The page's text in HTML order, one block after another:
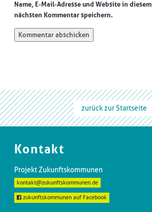
Name, E-Mail-Adresse und Website in
nächsten Kommentar speichern.
zurück zur Startseite
Kontakt
Projekt Zukunftskommunen
kontakt@zukunftskommunen.de
zukunftskommunen auf Facebook